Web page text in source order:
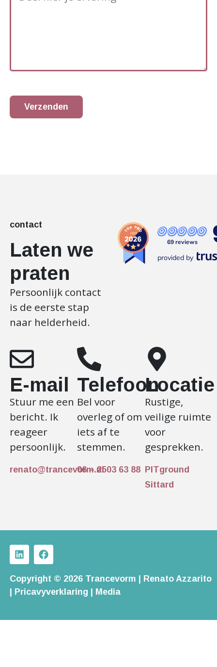
Verzenden
contact
Laten we
praten
Persoonlijk contact
is de eerste stap
naar helderheid.
69 reviews
provided by
E-mail
Stuur me een
bericht. Ik
reageer
persoonlijk.
renato@trancevorm.nl
Telefoon
Bel voor
overleg of om
iets af te
stemmen.
06 – 2503 63 88
Locatie
Rustige,
veilige ruimte
voor
gesprekken.
PITground
Sittard
Copyright © 2026 Trancevorm | Renato Azzarito
| Pricavyverklaring | Media